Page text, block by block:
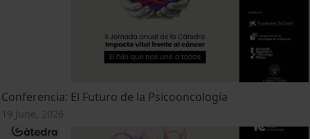
Conferencia: El Futuro de la Psicooncología
19 June, 2026